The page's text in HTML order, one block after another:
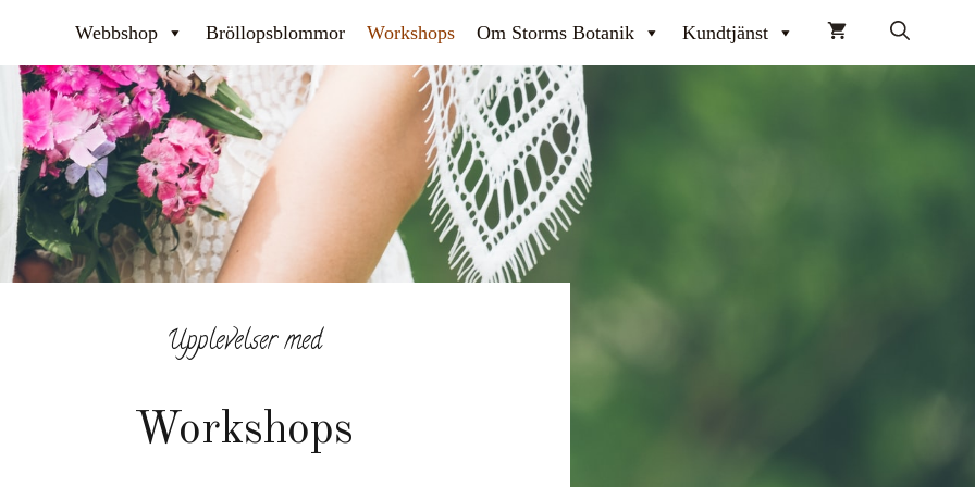
Webbshop Bröllopsblommor Workshops Om Storms Botanik Kundtjänst
Upplevelser med
Workshops